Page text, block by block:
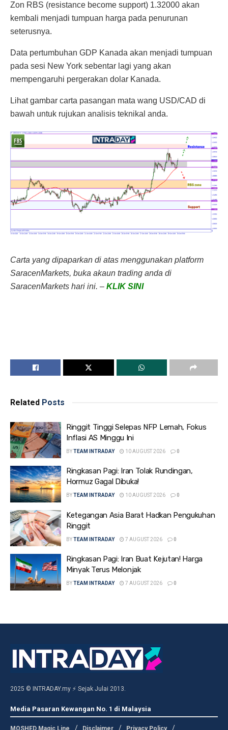
Zon RBS (resistance become support) 1.32000 akan
kembali menjadi tumpuan harga pada penurunan
seterusnya.
Data pertumbuhan GDP Kanada akan menjadi tumpuan
pada sesi New York sebentar lagi yang akan
mempengaruhi pergerakan dolar Kanada.
Lihat gambar carta pasangan mata wang USD/CAD di
bawah untuk rujukan analisis teknikal anda.
Carta yang dipaparkan di atas menggunakan platform
SaracenMarkets, buka akaun trading anda di
SaracenMarkets hari ini. – KLIK SINI
Related Posts
Ringgit Tinggi Selepas NFP Lemah, Fokus
Inflasi AS Minggu Ini
BYTEAM INTRADAY 10 AUGUST 2026 0
Ringkasan Pagi: Iran Tolak Rundingan,
Hormuz Gagal Dibuka!
BYTEAM INTRADAY 10 AUGUST 2026 0
Ketegangan Asia Barat Hadkan Pengukuhan
Ringgit
BYTEAM INTRADAY 7 AUGUST 2026 0
Ringkasan Pagi: Iran Buat Kejutan! Harga
Minyak Terus Melonjak
BYTEAM INTRADAY 7 AUGUST 2026 0
2025 © INTRADAY.my ⚡ Sejak Julai 2013.
Media Pasaran Kewangan No. 1 di Malaysia
MOSHED Magic Line Disclaimer Privacy Policy